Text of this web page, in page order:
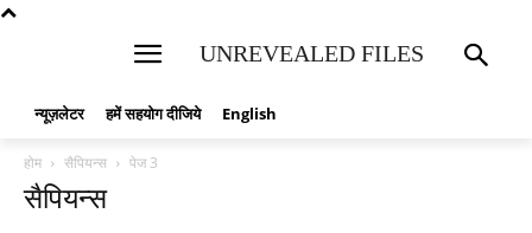
UNREVEALED FILES
न्यूज़लेटर हमें सहयोग दीजिये English
होम सैपियन्स पेज 3
सैपियन्स